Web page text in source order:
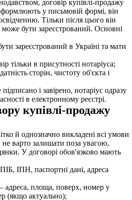
договір купівлі-продажу
у письмовій формі, він
Тільки після цього він
бути зареєстрований. Основні
зареєстрований в Україні та мати
тільки в присутності нотаріуса;
сторін, чистоту об'єкта і
і завірено, нотаріус одразу
в електронному реєстрі.
купівлі-продажу
й однозначно викладені всі умови
не варто залишати поза увагою,
У договорі обов'язково мають
ІПН, паспортні дані, адреса
адреса, площа, поверх, номер у
(якщо актуально);